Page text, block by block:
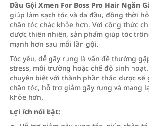
Dầu Gội Xmen For Boss Pro Hair Ngăn
giúp làm sạch tóc và da đầu, đồng thời
chân tóc chắc khỏe hơn. Với công thức
dược thiên nhiên, sản phẩm giúp tóc
mạnh hơn sau mỗi lần gội.
Tóc yếu, dễ gãy rụng là vấn đề thường
stress, môi trường hoặc chế độ sinh
chuyên biệt với thành phần thảo dược
chân tóc, hỗ trợ giảm gãy rụng và mang
khỏe hơn.
Lợi ích nổi bật: